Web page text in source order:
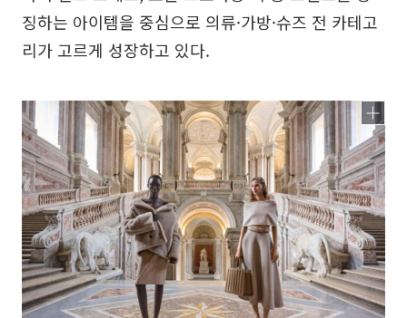
징하는 아이템을 중심으로 의류·가방·슈즈 전 카테고
리가 고르게 성장하고 있다.